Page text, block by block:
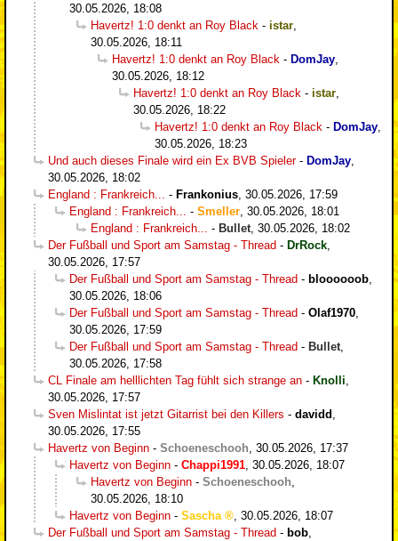
30.05.2026, 18:08
Havertz! 1:0 denkt an Roy Black - istar
30.05.2026, 18:11
Havertz! 1:0 denkt an Roy Black - DomJay
30.05.2026, 18:12
Havertz! 1:0 denkt an Roy Black - istar
30.05.2026, 18:22
Havertz! 1:0 denkt an Roy Black - DomJay
30.05.2026, 18:23
Und auch dieses Finale wird ein Ex BVB Spieler- DomJay
30.05.2026, 18:02
England : Frankreich...
- Frankonius 30.05.2026, 17:59
England : Frankreich...
- Smeller 30.05.2026, 18:01
England : Frankreich...
- Bullet 30.05.2026, 18:02
Der Fußball und Sport am Samstag - Thread - DrRock
30.05.2026, 17:57
Der Fußball und Sport am Samstag - Thread - bloooooob
30.05.2026, 18:06
Der Fußball und Sport am Samstag - Thread - Olaf1970
30.05.2026, 17:59
Der Fußball und Sport am Samstag - Thread - Bullet
30.05.2026, 17:58
CL Finale am helllichten Tag fühlt sich strange an - Knolli
30.05.2026, 17:57
Sven Mislintat ist jetzt Gitarrist bei den Killers - davidd
30.05.2026, 17:55
Havertz von Beginn - Schoeneschooh 30.05.2026, 17:37
Havertz von Beginn - Chappi1991 30.05.2026, 18:07
Havertz von Beginn - Schoeneschooh
30.05.2026, 18:10
Havertz von Beginn - Sascha
30.05.2026, 18:07
Der Fußball und Sport am Samstag - Thread - bob